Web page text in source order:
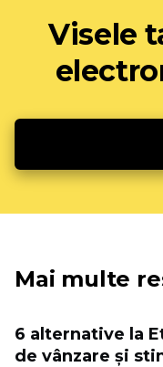
Visele
Mai multe
6 alternative la
de vânzare și